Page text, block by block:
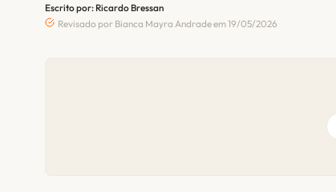
Escrito por: Ricardo Bressan
Revisado por Bianca Mayra Andrade em 19/05/2026